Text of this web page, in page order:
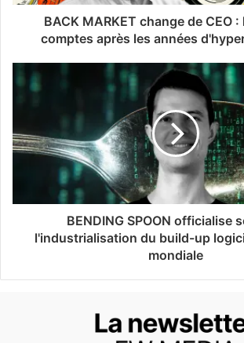
BACK MARKET change de CEO
comptes après les années
BENDING SPOON officialise
l'industrialisation du build-up
mondiale